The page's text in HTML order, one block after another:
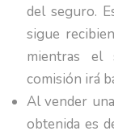
del seguro.
sigue
mientras el
comisión irá
Al vender
obtenida es